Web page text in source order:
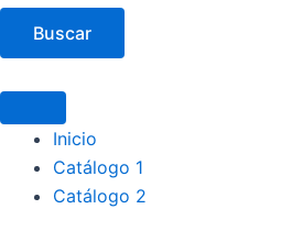
Buscar
Inicio
Catálogo 1
Catálogo 2